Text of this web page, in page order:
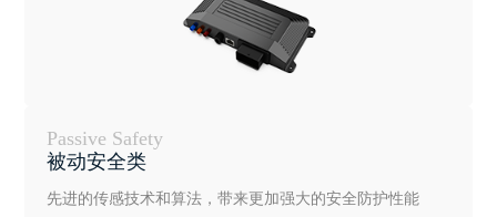
Passive Safety
被动安全类
先进的传感技术和算法，带来更加强大的安全防护性能